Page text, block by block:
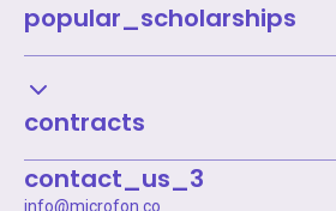
popular_scholarships
contracts
contact_us_3
info@microfon.co